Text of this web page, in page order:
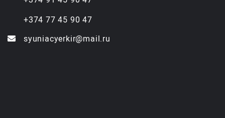
+374 77 45 90 47
syuniacyerkir@mail.ru